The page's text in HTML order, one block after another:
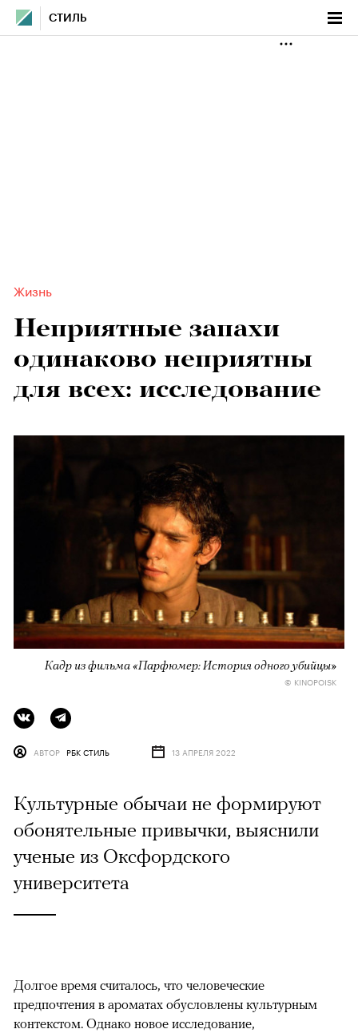
СТИЛЬ
Жизнь
Неприятные запахи
одинаково неприятны
для всех: исследование
Кадр из фильма «Парфюмер: История одного убийцы»
© KINOPOISK
АВТОР РБК СТИЛЬ 13 АПРЕЛЯ 2022
Культурные обычаи не формируют
обонятельные привычки, выяснили
ученые из Оксфордского
университета
Долгое время считалось, что человеческие
предпочтения в ароматах обусловлены культурным
контекстом. Однако новое исследование,